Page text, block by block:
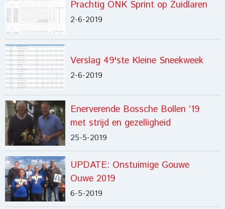
Prachtig ONK Sprint op Zuidlaren
2-6-2019
Verslag 49'ste Kleine Sneekweek
2-6-2019
Enerverende Bossche Bollen ‘19
met strijd en gezelligheid
25-5-2019
UPDATE: Onstuimige Gouwe
Ouwe 2019
6-5-2019